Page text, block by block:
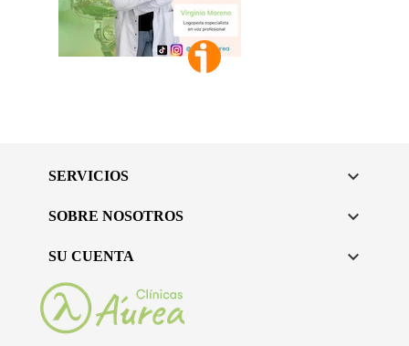
SERVICIOS 
SOBRE NOSOTROS 
SU CUENTA 